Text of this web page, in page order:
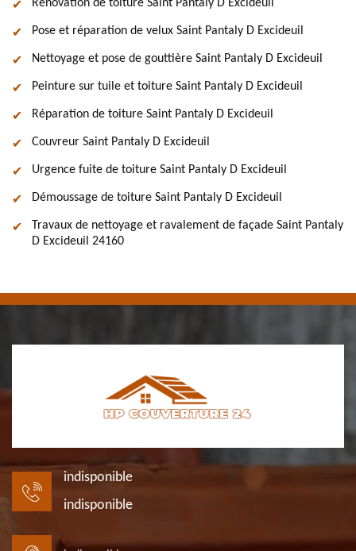
Rénovation de toiture Saint Pantaly D Excideuil
Pose et réparation de velux Saint Pantaly D Excideuil
Nettoyage et pose de gouttière Saint Pantaly D Excideuil
Peinture sur tuile et toiture Saint Pantaly D Excideuil
Réparation de toiture Saint Pantaly D Excideuil
Couvreur Saint Pantaly D Excideuil
Urgence fuite de toiture Saint Pantaly D Excideuil
Démoussage de toiture Saint Pantaly D Excideuil
Travaux de nettoyage et ravalement de façade Saint Pantaly
D Excideuil 24160
indisponible
indisponible